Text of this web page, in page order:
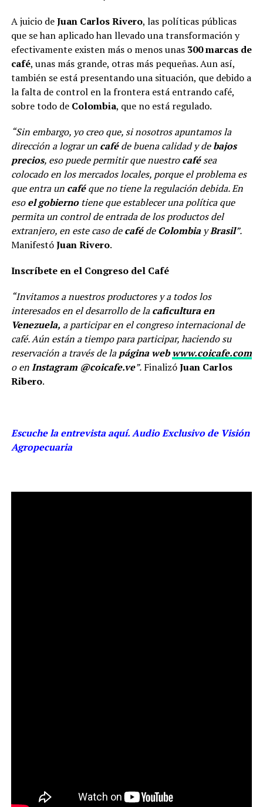
A juicio deJuan Carlos Rivero, las políticas públicas
que se han aplicado han llevado una transformación y
efectivamente existen más o menos unas 300 marcas de
café, unas más grande, otras más pequeñas. Aun así,
también se está presentando una situación, que debido a
la falta de control en la frontera está entrando café,
sobre todo de Colombia, que no está regulado.
“Sin embargo, yo creo que, si nosotros apuntamos la
dirección a lograr un caféde buena calidad y debajos
precios, eso puede permitir que nuestrocafésea
colocado en los mercados locales, porque el problema es
que entra un caféque no tiene la regulación debida. En
esoel gobiernotiene que establecer una política que
permita un control de entrada de los productos del
extranjero, en este caso decafédeColombiayBrasil”.
ManifestóJuan Rivero.
Inscríbete en el Congreso del Café
“Invitamos a nuestros productores y a todos los
interesados en el desarrollo de lacaficultura en
Venezuela, a participar en el congreso internacional de
café. Aún están a tiempo para participar, haciendo su
reservación a través de lapágina webwww.coicafe.com
o enInstagram @coicafe.ve”.FinalizóJuan Carlos
Ribero.
Escuche la entrevista aquí. Audio Exclusivo de Visión
Agropecuaria